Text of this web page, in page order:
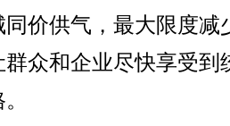
价供气，最大限度减
众和企业尽快享受到